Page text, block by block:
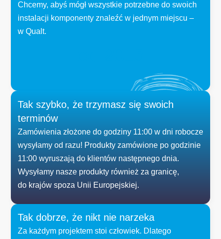
Chcemy, abyś mógł wszystkie potrzebne do swoich
instalacji komponenty znaleźć w jednym miejscu –
w Qualt.
Tak szybko, że trzymasz się swoich
terminów
Zamówienia złożone do godziny 11:00 w dni robocze
wysyłamy od razu! Produkty zamówione po godzinie
11:00 wyruszają do klientów następnego dnia.
Wysyłamy nasze produkty również za granicę,
do krajów spoza Unii Europejskiej.
Tak dobrze, że nikt nie narzeka
Za każdym projektem stoi człowiek. Dlatego